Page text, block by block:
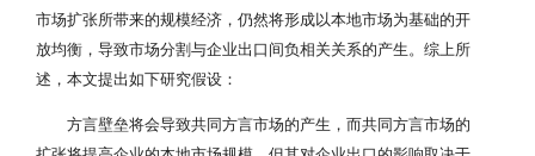
市场扩张所带来的规模经济，仍然将形成以本地市场为基础的开
放均衡，导致市场分割与企业出口间负相关关系的产生。综上所
述，本文提出如下研究假设：
方言壁垒将会导致共同方言市场的产生，而共同方言市场的